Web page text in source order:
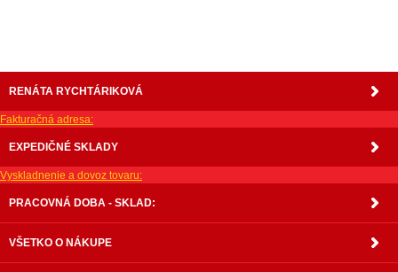
RENÁTA RYCHTÁRIKOVÁ
Fakturačná adresa:
EXPEDIČNÉ SKLADY
Vyskladnenie a dovoz tovaru:
PRACOVNÁ DOBA - SKLAD:
VŠETKO O NÁKUPE